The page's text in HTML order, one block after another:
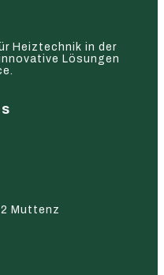
Heiztechnik in der
Lösungen
Muttenz